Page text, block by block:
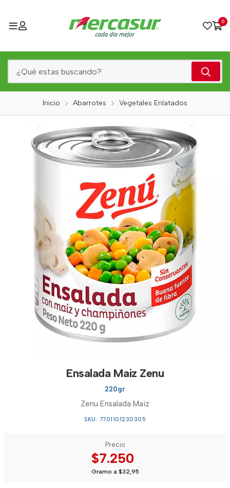
0
Inicio Abarrotes Vegetales Enlatados
Ensalada Maiz Zenu
220gr
Zenu Ensalada Maiz
SKU: 7701101230305
Precio
$7.250
Gramo a $32,95